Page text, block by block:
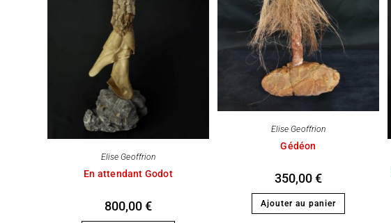
Elise Geoffrion
En attendant Godot
800,00€
Elise Geoffrion
Gédéon
350,00€
Ajouter au panier